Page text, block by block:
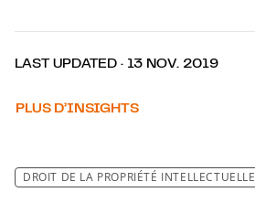
LAST UPDATED · 13 NOV. 2019
PLUS D’INSIGHTS
DROIT DE LA PROPRIÉTÉ INTELLECTUELLE